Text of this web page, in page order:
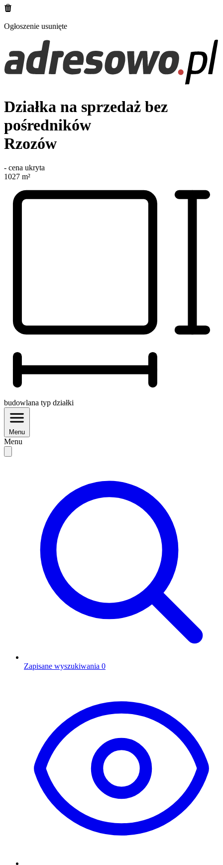
Ogłoszenie usunięte
Działka na sprzedaż bez
pośredników
Rzozów
- cena ukryta
1027 m²
budowlana typ działki
Menu
Menu
Zapisane wyszukiwania 0